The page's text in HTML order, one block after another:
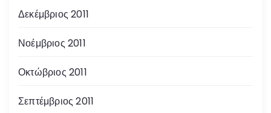
Δεκέμβριος 2011
Νοέμβριος 2011
Οκτώβριος 2011
Σεπτέμβριος 2011